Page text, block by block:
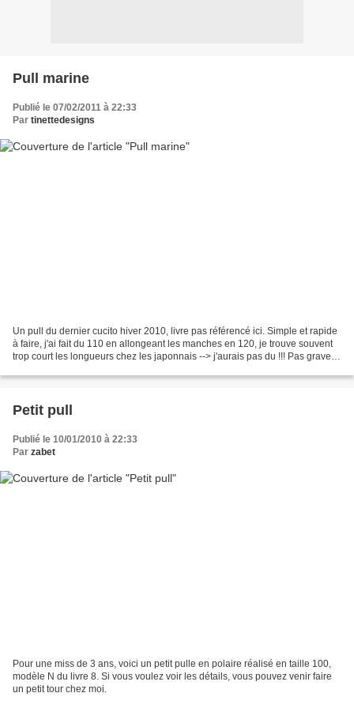
Pull marine
Publié le 07/02/2011 à 22:33
Par tinettedesigns
Un pull du dernier cucito hiver 2010, livre pas référencé ici. Simple et rapide
à faire, j'ai fait du 110 en allongeant les manches en 120, je trouve souvent
trop court les longueurs chez les japonnais --> j'aurais pas du !!! Pas grave,
Petit pull
Publié le 10/01/2010 à 22:33
Par zabet
Pour une miss de 3 ans, voici un petit pulle en polaire réalisé en taille 100,
modèle N du livre 8. Si vous voulez voir les détails, vous pouvez venir faire
un petit tour chez moi.